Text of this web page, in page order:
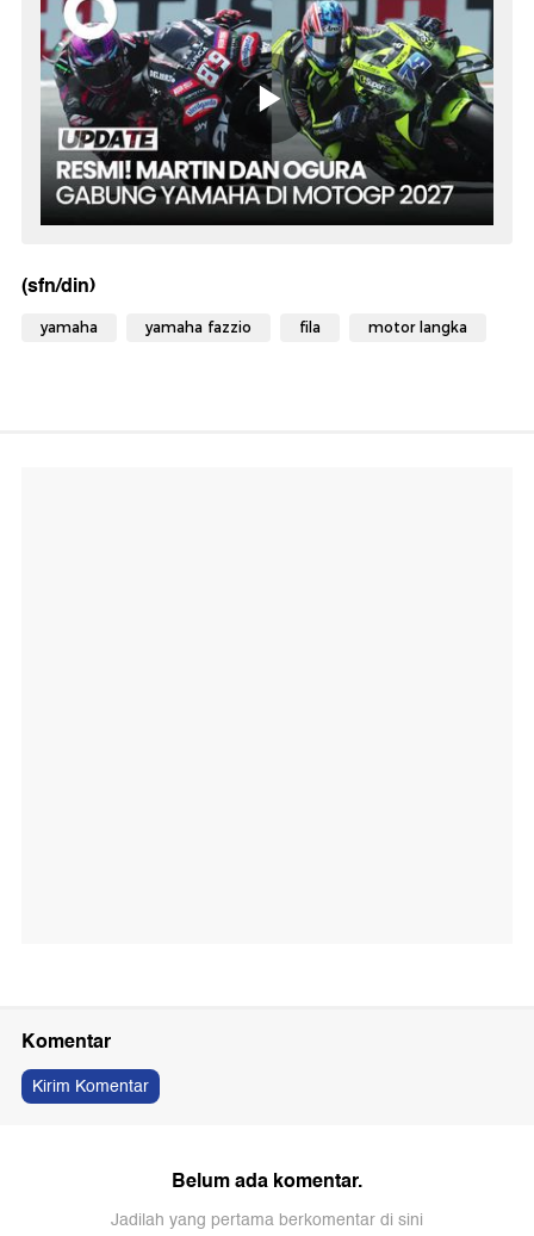
(sfn/din)
yamaha yamaha fazzio fila motor langka
Komentar
Kirim Komentar
Belum ada komentar.
Jadilah yang pertama berkomentar di sini